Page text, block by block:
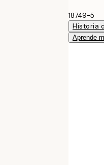
18749-5
Historia
Aprende